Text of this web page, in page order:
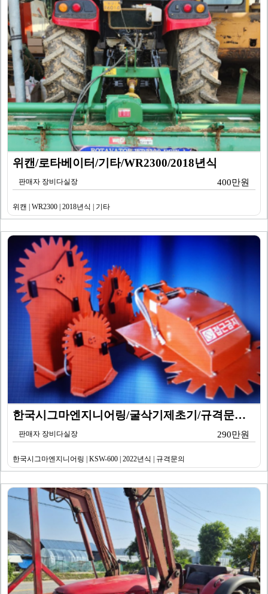
위캔/로타베이터/기타/WR2300/2018년식
판매자 장비다실장 400만원
위캔 | WR2300 | 2018년식 | 기타
한국시그마엔지니어링/굴삭기제초기/규격문의/KSW-600…
판매자 장비다실장 290만원
한국시그마엔지니어링 | KSW-600 | 2022년식 | 규격문의